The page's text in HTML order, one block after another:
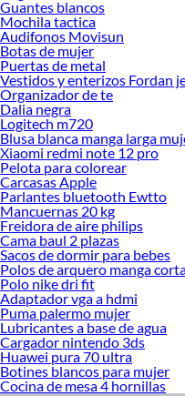
Guantes blancos
Mochila tactica
Audifonos Movisun
Botas de mujer
Puertas de metal
Vestidos y enterizos Fordan
Organizador de te
Dalia negra
Logitech m720
Blusa blanca manga larga
Xiaomi redmi note 12 pro
Pelota para colorear
Carcasas Apple
Parlantes bluetooth Ewtto
Mancuernas 20 kg
Freidora de aire philips
Cama baul 2 plazas
Sacos de dormir para bebes
Polos de arquero manga
Polo nike dri fit
Adaptador vga a hdmi
Puma palermo mujer
Lubricantes a base de agua
Cargador nintendo 3ds
Huawei pura 70 ultra
Botines blancos para mujer
Cocina de mesa 4 hornillas